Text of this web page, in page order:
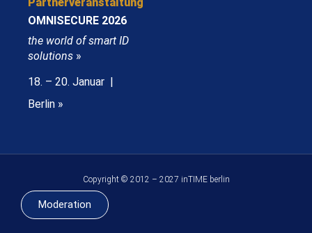
OMNISECURE 2026
the world of smart ID
solutions »
18. – 20. Januar |
Berlin »
Copyright © 2012 – 2027 inTIME berlin
Moderation